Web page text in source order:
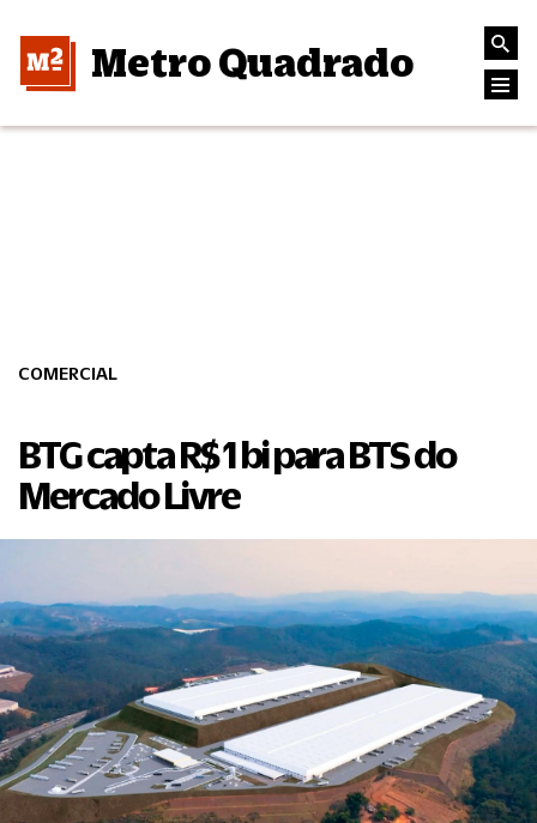
Metro Quadrado
COMERCIAL
BTG capta R$ 1 bi para BTS do
Mercado Livre